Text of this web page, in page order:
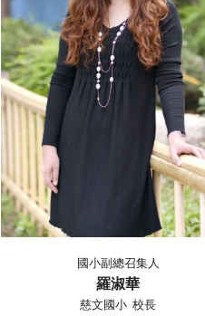
國小副總召集人
羅淑華
慈文國小 校長